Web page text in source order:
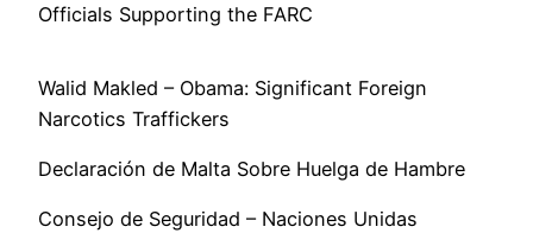
Officials Supporting the FARC
Walid Makled – Obama: Significant Foreign
Narcotics Traffickers
Declaración de Malta Sobre Huelga de Hambre
Consejo de Seguridad – Naciones Unidas